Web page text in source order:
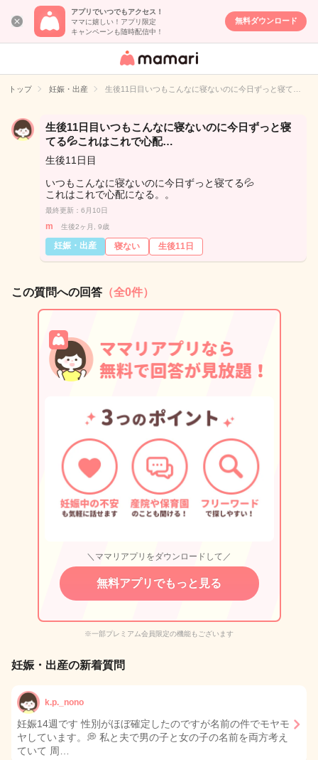
アプリでいつでもアクセス！
ママに嬉しい！アプリ限定
キャンペーンも随時配信中！
無料ダウンロード
女性専用匿名QA
イト
トップ 妊娠・出産 生後11日目いつもこんなに寝ないのに今日ずっと寝て…
生後11日目いつもこんなに寝ないのに今日ずっと寝
てる💦これはこれで心配…
生後11日目
いつもこんなに寝ないのに今日ずっと寝てる💦
これはこれで心配になる。。
最終更新：6月10日
m 生後2ヶ月, 9歳
妊娠・出産 寝ない 生後11日
この質問への回答 （全0件）
＼ママリアプリをダウンロードして／
無料アプリでもっと見る
※一部プレミアム会員限定の機能もございます
妊娠・出産の新着質問
k.p._nono
妊娠14週です 性別がほぼ確定したのですが名前の件でモヤモ
ヤしています。💭 私と夫で男の子と女の子の名前を両方考え
ていて 周…